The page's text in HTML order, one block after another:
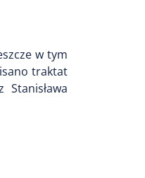
w tym
traktat